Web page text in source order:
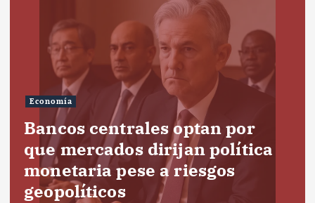
Economía
Bancos centrales optan por
que mercados dirijan política
monetaria pese a riesgos
geopolíticos